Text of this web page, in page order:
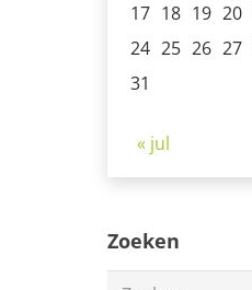
17 18 19 20
24 25 26 27
31
« jul
Zoeken